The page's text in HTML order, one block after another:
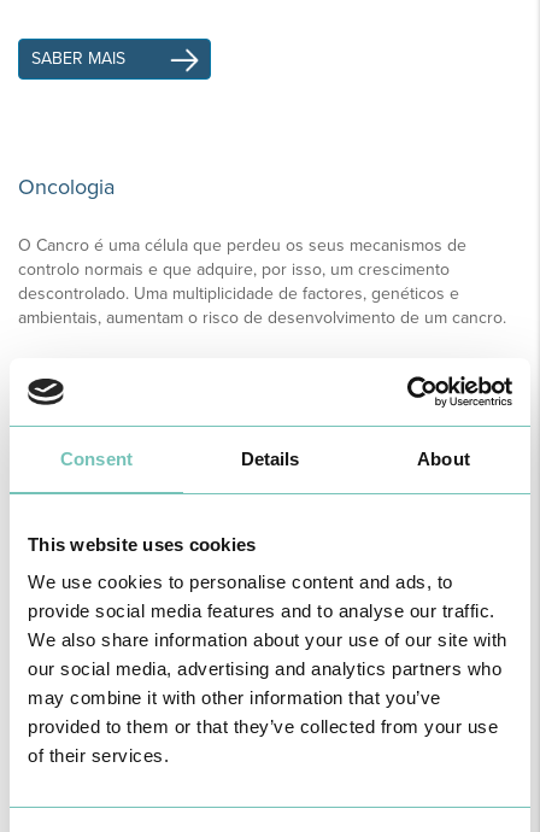
Consent Details About
This website uses cookies
We use cookies to personalise content and ads, to
provide social media features and to analyse our traffic.
We also share information about your use of our site with
our social media, advertising and analytics partners who
may combine it with other information that you’ve
provided to them or that they’ve collected from your use
of their services.
SABER MAIS
Oncologia
O Cancro é uma célula que perdeu os seus mecanismos de
controlo normais e que adquire, por isso, um crescimento
descontrolado. Uma multiplicidade de factores, genéticos e
ambientais, aumentam o risco de desenvolvimento de um cancro.
SABER MAIS
Ortopedia
A Ortopedia, dentro da Medicina, é uma especialidade cirúrgica
que estuda e trata patologia do aparelho locomotor, ossos,
músculos e articulações, de onde excluímos a grelha costal e a
cabeça por não fazerem parte do dito aparelho locomotor.
SABER MAIS